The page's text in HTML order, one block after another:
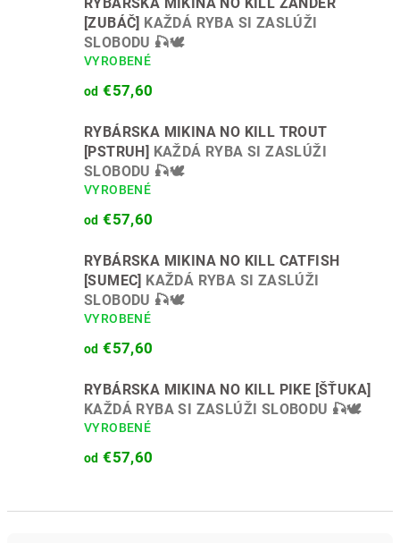
[ZUBÁČ] KAŽDÁ RYBA SI ZASLÚŽI
SLOBODU 🎣🕊️
VYROBENÉ
od €57,60
RYBÁRSKA MIKINA NO KILL TROUT
[PSTRUH] KAŽDÁ RYBA SI ZASLÚŽI
SLOBODU 🎣🕊️
VYROBENÉ
od €57,60
RYBÁRSKA MIKINA NO KILL CATFISH
[SUMEC] KAŽDÁ RYBA SI ZASLÚŽI
SLOBODU 🎣🕊️
VYROBENÉ
od €57,60
RYBÁRSKA MIKINA NO KILL PIKE [ŠŤUKA]
KAŽDÁ RYBA SI ZASLÚŽI SLOBODU 🎣🕊️
VYROBENÉ
od €57,60